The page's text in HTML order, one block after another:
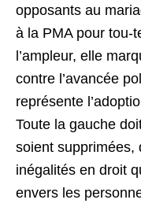
opposants au
à la PMA pour tou-
l’ampleur, elle
contre l’avancée
représente
Toute la gauche
soient supprimées,
inégalités en droit
envers les